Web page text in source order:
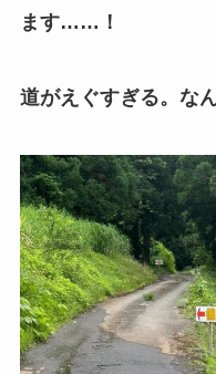
ます……！
道がえぐすぎる。な